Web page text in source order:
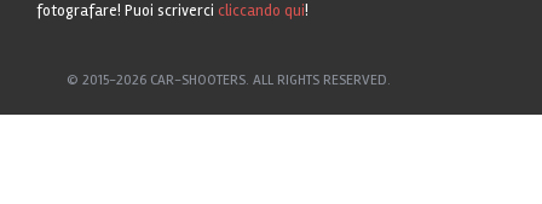
fotografare! Puoi scriverci cliccando qui!
© 2015-2026 CAR-SHOOTERS. ALL RIGHTS RESERVED.